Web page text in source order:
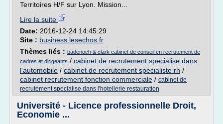
Territoires H/F sur Lyon. Mission...
Lire la suite
Date: 2016-12-24 14:45:29
Site : business.lesechos.fr
Thèmes liés : badenoch & clark cabinet de conseil en recrutement de
cadres et dirigeants / cabinet de recrutement specialise dans
l'automobile / cabinet de recrutement specialiste rh /
cabinet recrutement fonction commerciale / cabinet de
recrutement specialise dans l'hotellerie restauration
Université - Licence professionnelle Droit,
Economie ...